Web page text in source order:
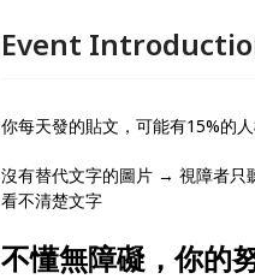
Event
你每天發的貼文，可能有15%的
沒有替代文字的圖片 → 視障者
看不清楚文字
不懂無障礙，你的